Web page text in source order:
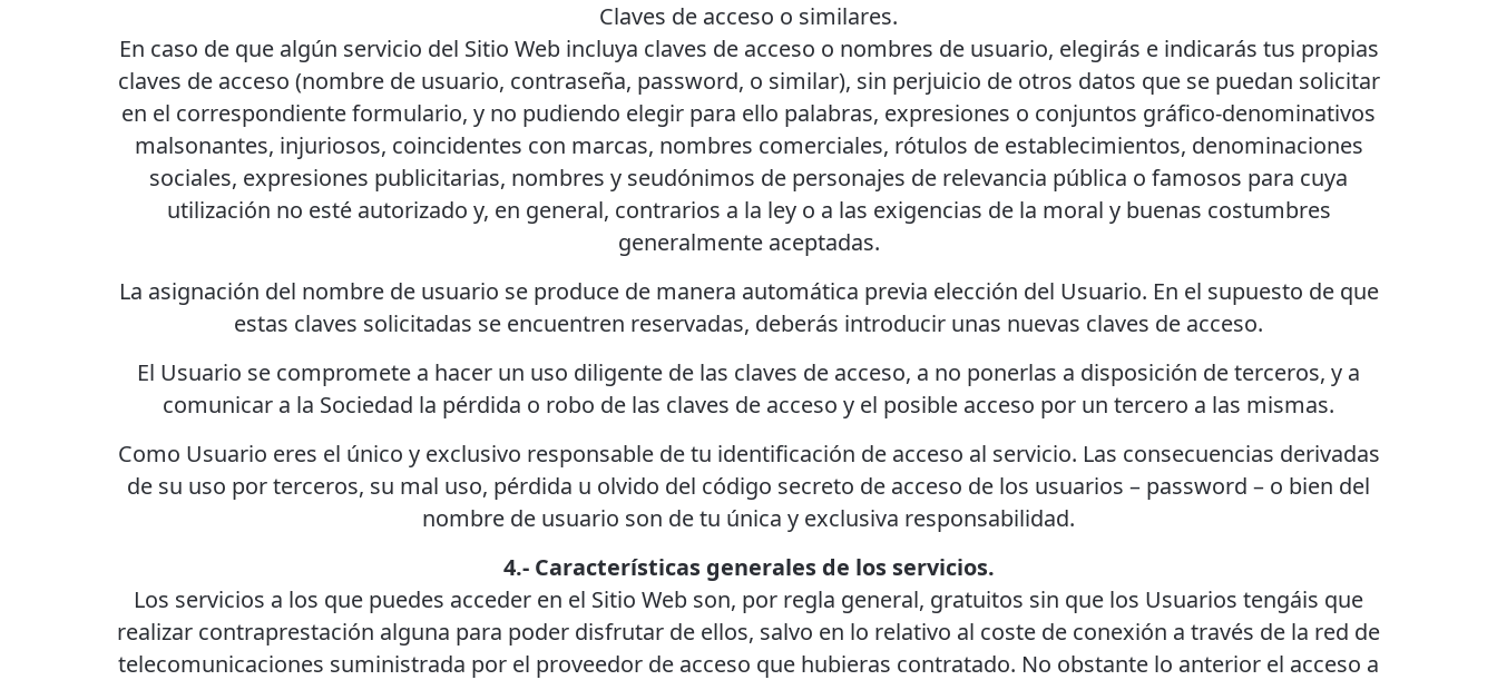
Claves de acceso o similares.
En caso de que algún servicio del Sitio Web incluya claves de acceso o nombres de usuario, elegirás e indicarás tus propias
claves de acceso (nombre de usuario, contraseña, password, o similar), sin perjuicio de otros datos que se puedan solicitar
en el correspondiente formulario, y no pudiendo elegir para ello palabras, expresiones o conjuntos gráfico-denominativos
malsonantes, injuriosos, coincidentes con marcas, nombres comerciales, rótulos de establecimientos, denominaciones
sociales, expresiones publicitarias, nombres y seudónimos de personajes de relevancia pública o famosos para cuya
utilización no esté autorizado y, en general, contrarios a la ley o a las exigencias de la moral y buenas costumbres
generalmente aceptadas.
La asignación del nombre de usuario se produce de manera automática previa elección del Usuario. En el supuesto de que
estas claves solicitadas se encuentren reservadas, deberás introducir unas nuevas claves de acceso.
El Usuario se compromete a hacer un uso diligente de las claves de acceso, a no ponerlas a disposición de terceros, y a
comunicar a la Sociedad la pérdida o robo de las claves de acceso y el posible acceso por un tercero a las mismas.
Como Usuario eres el único y exclusivo responsable de tu identificación de acceso al servicio. Las consecuencias derivadas
de su uso por terceros, su mal uso, pérdida u olvido del código secreto de acceso de los usuarios – password – o bien del
nombre de usuario son de tu única y exclusiva responsabilidad.
4.- Características generales de los servicios.
Los servicios a los que puedes acceder en el Sitio Web son, por regla general, gratuitos sin que los Usuarios tengáis que
realizar contraprestación alguna para poder disfrutar de ellos, salvo en lo relativo al coste de conexión a través de la red de
telecomunicaciones suministrada por el proveedor de acceso que hubieras contratado. No obstante lo anterior el acceso a